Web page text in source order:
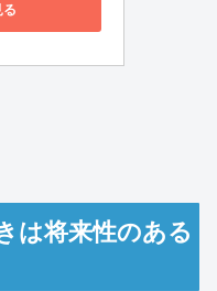
る
は将来性のある